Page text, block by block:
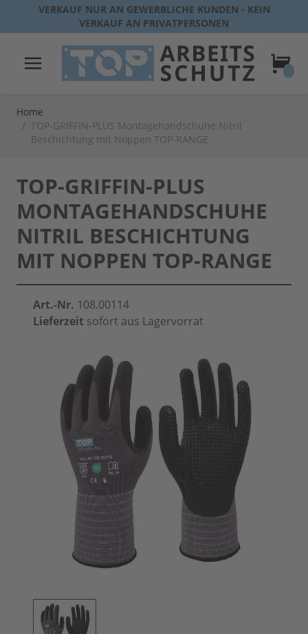
Direkt zum Inhalt
VERKAUF NUR AN GEWERBLICHE KUNDEN - KEIN
VERKAUF AN PRIVATPERSONEN
Home
/ TOP-GRIFFIN-PLUS Montagehandschuhe Nitril
Beschichtung mit Noppen TOP-RANGE
TOP-GRIFFIN-PLUS
MONTAGEHANDSCHUHE
NITRIL BESCHICHTUNG
MIT NOPPEN TOP-RANGE
Art.-Nr. 108.00114
Lieferzeit sofort aus Lagervorrat